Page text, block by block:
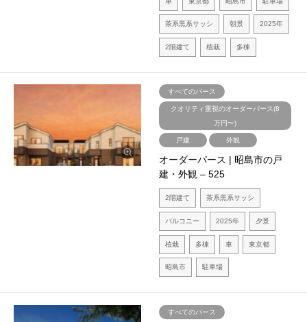
茶系黒系サッシ 朝景 2025年
2階建て 植栽 多棟
すべてのパース
クオリティ重視のオーダーパース(8
万円〜)
戸建 外観
オーダーパース | 昭島市の戸
建・外観 – 525
2階建て 茶系黒系サッシ
バルコニー 2025年 夕景
植栽 多棟 車 東京都
昭島市 駐車場
すべてのパース